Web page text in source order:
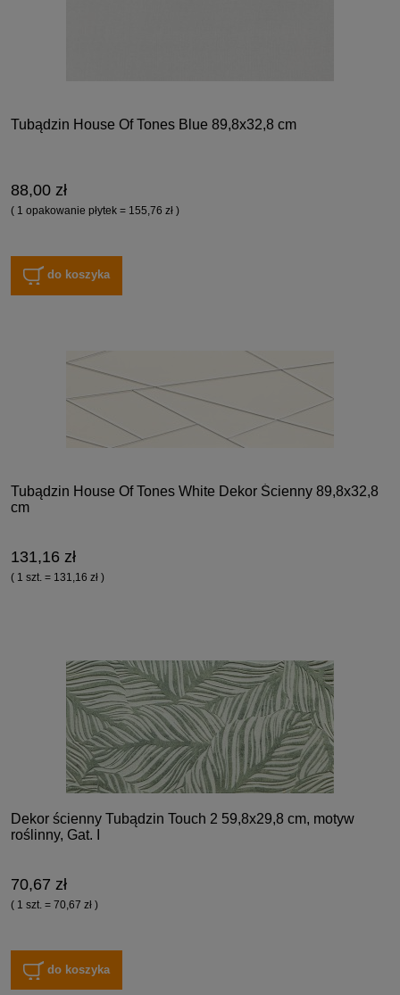
Tubądzin House Of Tones Blue 89,8x32,8 cm
88,00 zł
( 1 opakowanie płytek = 155,76 zł )
do koszyka
Tubądzin House Of Tones White Dekor Ścienny 89,8x32,8
cm
131,16 zł
( 1 szt. = 131,16 zł )
Dekor ścienny Tubądzin Touch 2 59,8x29,8 cm, motyw
roślinny, Gat. I
70,67 zł
( 1 szt. = 70,67 zł )
do koszyka